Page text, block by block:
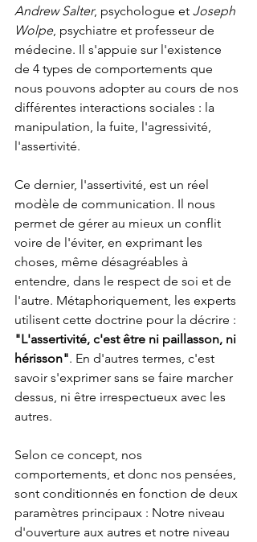
Andrew Salter, psychologue et Joseph
Wolpe, psychiatre et professeur de
médecine. Il s'appuie sur l'existence
de 4 types de comportements que
nous pouvons adopter au cours de nos
différentes interactions sociales : la
manipulation, la fuite, l'agressivité,
l'assertivité.
Ce dernier, l'assertivité, est un réel
modèle de communication. Il nous
permet de gérer au mieux un conflit
voire de l'éviter, en exprimant les
choses, même désagréables à
entendre, dans le respect de soi et de
l'autre. Métaphoriquement, les experts
utilisent cette doctrine pour la décrire :
"L'assertivité, c'est être ni paillasson, ni
hérisson". En d'autres termes, c'est
savoir s'exprimer sans se faire marcher
dessus, ni être irrespectueux avec les
autres.
Selon ce concept, nos
comportements, et donc nos pensées,
sont conditionnés en fonction de deux
paramètres principaux : Notre niveau
d'ouverture aux autres et notre niveau